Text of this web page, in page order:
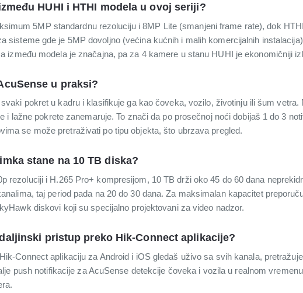
HUHI i HTHI modela u ovoj seriji?
5MP standardnu rezoluciju i 8MP Lite (smanjeni frame rate), dok
sisteme gde je 5MP dovoljno (većina kućnih i malih komercijalnih
između modela je značajna, pa za 4 kamere u stanu HUHI je ekonomičniji
u praksi?
pokret u kadru i klasifikuje ga kao čoveka, vozilo, životinju ili šum
i lažne pokrete zanemaruje. To znači da po prosečnoj noći dobijaš 1 do 3
se može pretraživati po tipu objekta, što ubrzava pregled.
stane na 10 TB diska?
rezoluciji i H.265 Pro+ kompresijom, 10 TB drži oko 45 do 60 dana
taj period pada na 20 do 30 dana. Za maksimalan kapacitet
diskovi koji su specijalno projektovani za video nadzor.
pristup preko Hik-Connect aplikacije?
Connect aplikaciju za Android i iOS gledaš uživo sa svih kanala,
push notifikacije za AcuSense detekcije čoveka i vozila u realnom